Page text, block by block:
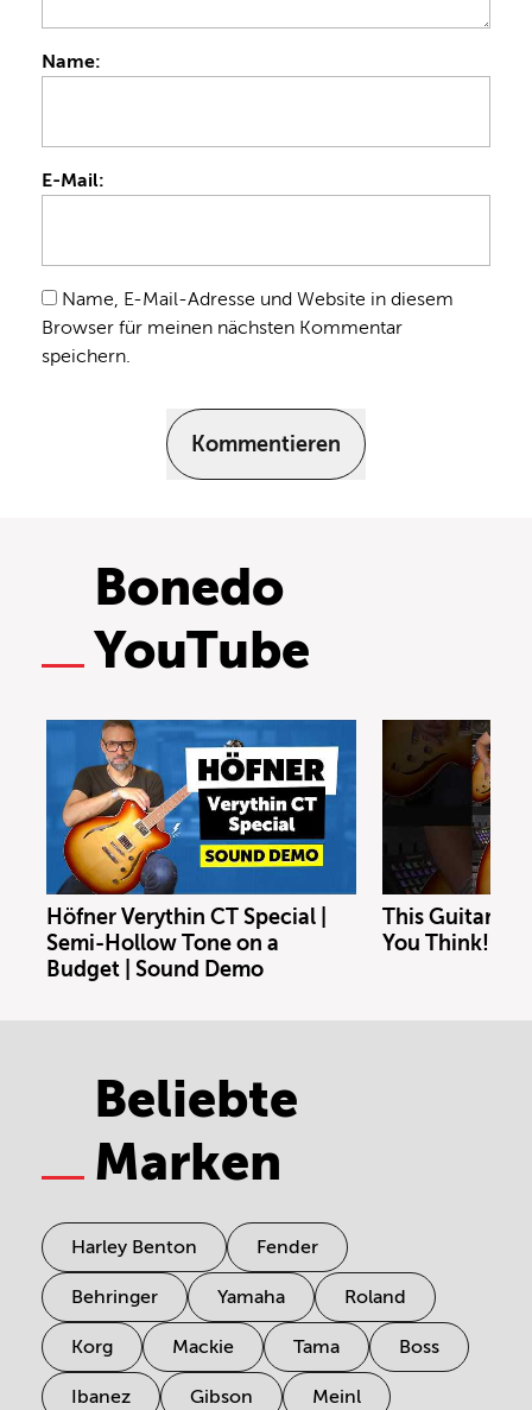
Name:
E-Mail:
Name, E-Mail-Adresse und Website in diesem
Browser für meinen nächsten Kommentar
speichern.
Kommentieren
Bonedo
YouTube
Höfner Verythin CT Special |
Semi-Hollow Tone on a
Budget | Sound Demo
This Guitar
You Think!
Beliebte
Marken
Harley Benton Fender
Behringer Yamaha Roland
Korg Mackie Tama Boss
Ibanez Gibson Meinl